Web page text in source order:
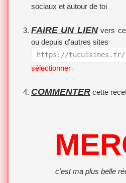
sociaux et autour de toi
FAIRE UN LIENvers
ou depuis d'autres sites
https://tucuisines.fr/
sélectionner
COMMENTER cette
c'est ma plus belle